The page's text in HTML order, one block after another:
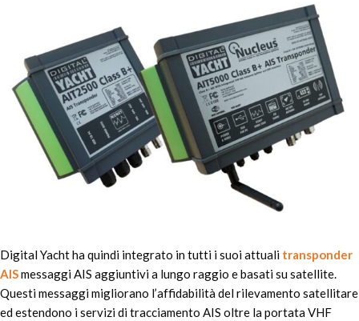
Digital Yacht ha quindi integrato in tutti i suoi attuali transponder
AISmessaggi AIS aggiuntivi a lungo raggio e basati su satellite.
Questi messaggi migliorano l’affidabilità del rilevamento satellitare
ed estendono i servizi di tracciamento AIS oltre la portata VHF